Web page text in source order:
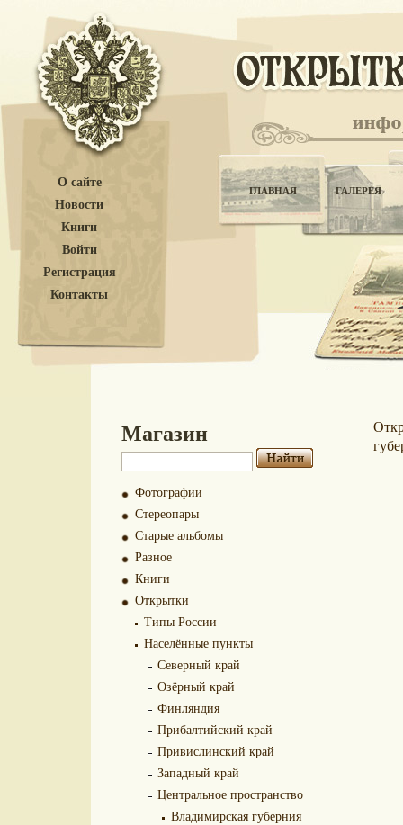
О сайте
Новости
Книги
Войти
Регистрация
Контакты
ГЛАВНАЯ ГАЛЕРЕЯ
Магазин
Фотографии
Стереопары
Старые альбомы
Разное
Книги
Открытки
Типы России
Населённые пункты
Северный край
Озёрный край
Финляндия
Прибалтийский край
Привислинский край
Западный край
Центральное пространство
Владимирская губерния